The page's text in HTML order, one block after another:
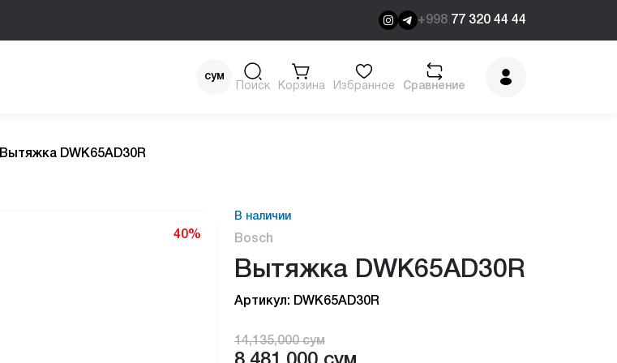
+998 77 320 44 44
сум
Поиск Корзина Избранное Сравнение
Вытяжка DWK65AD30R
40%
В наличии
Bosch
Вытяжка DWK65AD30R
Артикул: DWK65AD30R
14,135,000 сум